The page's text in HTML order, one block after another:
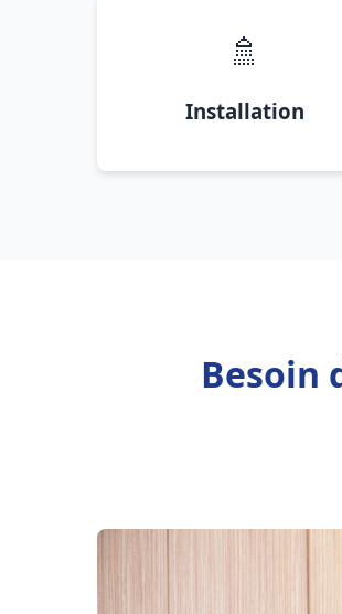
🚿
Installation
Besoin